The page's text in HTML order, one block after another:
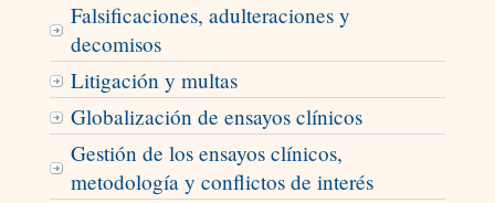
Falsificaciones, adulteraciones y
decomisos
Litigación y multas
Globalización de ensayos clínicos
Gestión de los ensayos clínicos,
metodología y conflictos de interés